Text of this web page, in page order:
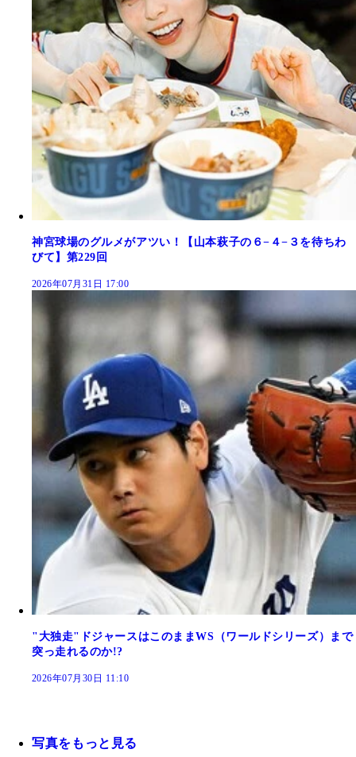
神宮球場のグルメがアツい！【山本萩子の６−４−３を待ちわ
びて】第229回
2026年07月31日 17:00
"大独走"ドジャースはこのままWS（ワールドシリーズ）まで
突っ走れるのか!?
2026年07月30日 11:10
写真をもっと見る